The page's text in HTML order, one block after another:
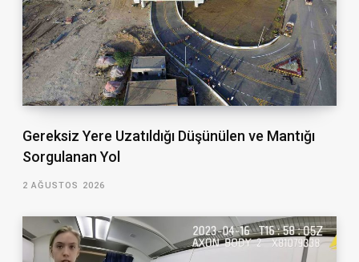
Gereksiz Yere Uzatıldığı Düşünülen ve Mantığı
Sorgulanan Yol
2 AĞUSTOS 2026